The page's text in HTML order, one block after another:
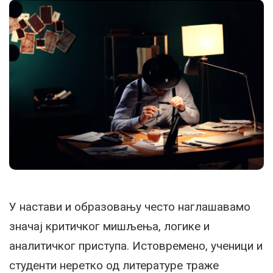
У настави и образовању често наглашавамо
значај критичког мишљења, логике и
аналитичког приступа. Истовремено, ученици и
студенти неретко од литературе траже